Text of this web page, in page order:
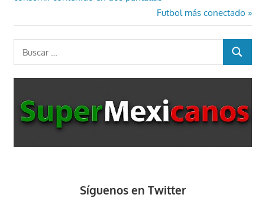
entradas
Entrada
siguiente:
Futbol más conectado
BUSCAR
Síguenos en Twitter